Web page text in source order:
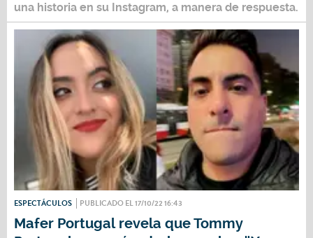
una historia en su Instagram, a manera de respuesta.
ESPECTÁCULOS PUBLICADO EL 17/10/22 16:43
Mafer Portugal revela que Tommy